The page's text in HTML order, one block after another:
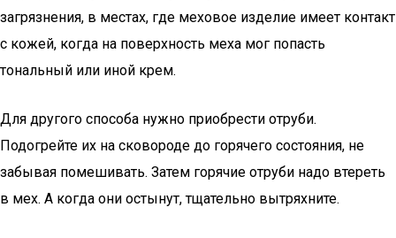
загрязнения, в местах, где меховое изделие имеет контакт
с кожей, когда на поверхность меха мог попасть
тональный или иной крем.
Для другого способа нужно приобрести отруби.
Подогрейте их на сковороде до горячего состояния, не
забывая помешивать. Затем горячие отруби надо втереть
в мех. А когда они остынут, тщательно вытряхните.